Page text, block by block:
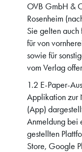
OVB GmbH &
Rosenheim
Sie gelten auch
für von
sowie für
vom Verlag
1.2 E-Paper-
Applikation zur
(App)
Anmeldung bei
gestellten
Store, Google